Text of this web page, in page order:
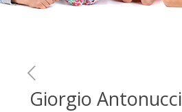
Giorgio Antonucci